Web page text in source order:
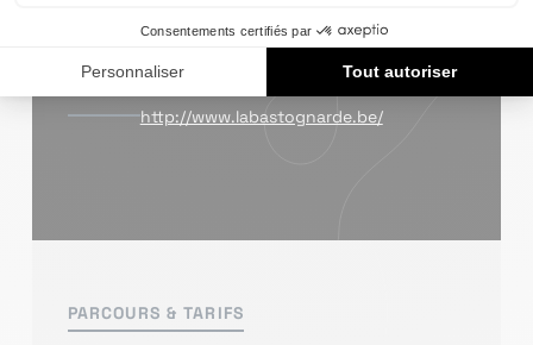
bastognarde.VTT@gmail.com
SITE WEB
http://www.labastognarde.be/
PARCOURS & TARIFS